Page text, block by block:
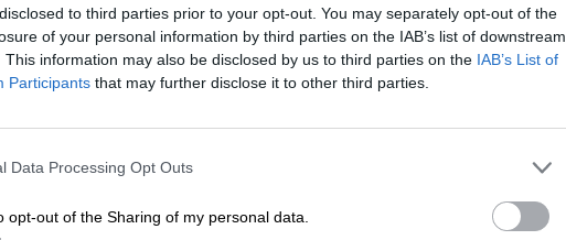
to third parties prior to your opt-out. You may separately opt-out of the
of your personal information by third parties on the IAB’s list of downstream
This information may also be disclosed by us to third parties on the IAB’s List of
Participants that may further disclose it to other third parties.
Data Processing Opt Outs
opt-out of the Sharing of my personal data.
gli dei”.